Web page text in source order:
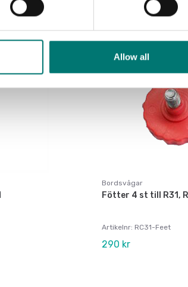
Allow all
Bordsvågar
Fötter 4 st till R31,
Artikelnr: RC31-Feet
290 kr